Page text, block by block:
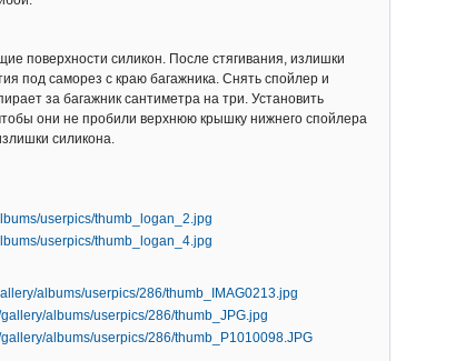
поверхности силикон. После стягивания, излишки
под саморез с краю багажника. Снять спойлер и
за багажник сантиметра на три. Установить
они не пробили верхнюю крышку нижнего спойлера
силикона.